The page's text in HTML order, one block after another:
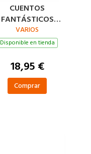
CUENTOS
FANTÁSTICOS
CHINOS
VARIOS
Disponible en tienda
18,95 €
Comprar